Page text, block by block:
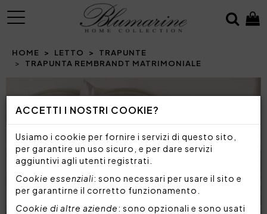
ACCETTI I NOSTRI COOKIE?
Usiamo i cookie per fornire i servizi di questo sito,
per garantire un uso sicuro, e per dare servizi
aggiuntivi agli utenti registrati.
Cookie essenziali: sono necessari per usare il sito e
per garantirne il corretto funzionamento.
Cookie di altre aziende: sono opzionali e sono usati
MENU
HOME LETTO
TRAPUNTE
TRAPUNTA REMBRANDT MATRIMONIALE